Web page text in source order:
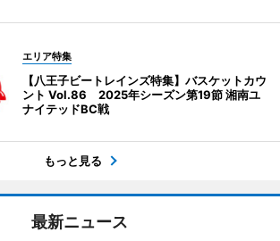
エリア特集
【八王子ビートレインズ特集】バスケットカウ
ント Vol.86 2025年シーズン第19節 湘南ユ
ナイテッドBC戦
もっと見る
最新ニュース